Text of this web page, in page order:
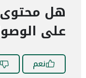
هل
على
نعم